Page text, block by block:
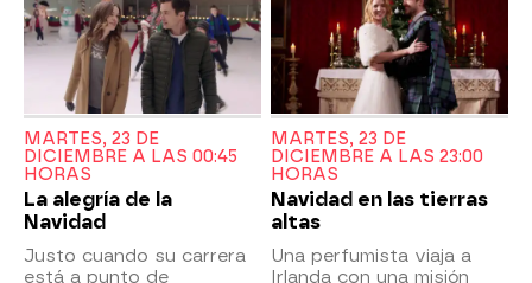
MARTES, 23 DE
DICIEMBRE A LAS 00:45
HORAS
La alegría de la
Navidad
Justo cuando su carrera
está a punto de
MARTES, 23 DE
DICIEMBRE A LAS 23:00
HORAS
Navidad en las tierras
altas
Una perfumista viaja a
Irlanda con una misión